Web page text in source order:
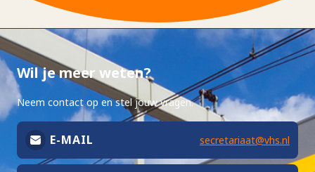
Wil je meer weten?
Neem contact op en stel jouw vragen.
E-MAIL secretariaat@vhs.nl